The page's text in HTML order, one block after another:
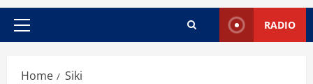
Primary
RADIO
Home Siki